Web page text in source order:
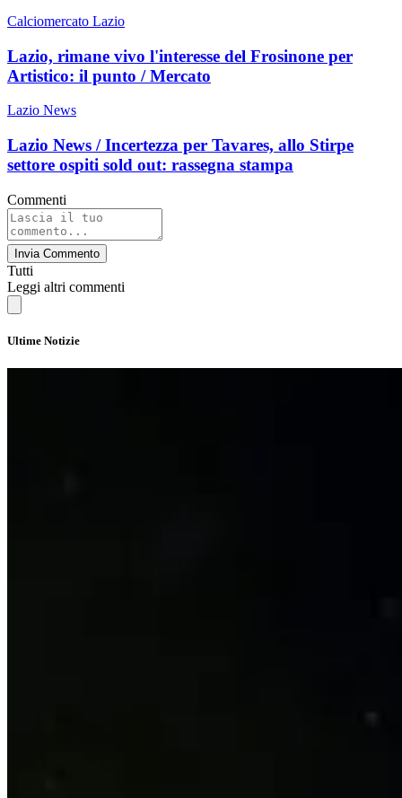
Calciomercato Lazio
Lazio, rimane vivo l'interesse del Frosinone per
Artistico: il punto / Mercato
Lazio News
Lazio News / Incertezza per Tavares, allo Stirpe
settore ospiti sold out: rassegna stampa
Commenti
Invia Commento
Tutti
Leggi altri commenti
Ultime Notizie